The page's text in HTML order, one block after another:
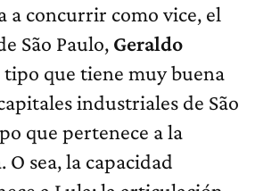
a concurrir como vice, el
São Paulo, Geraldo
tipo que tiene muy buena
industriales de São
que pertenece a la
sea, la capacidad